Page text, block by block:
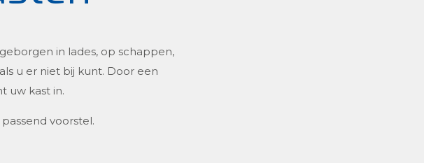
in lades, op schappen,
u er niet bij kunt. Door een
uw kast in.
voorstel.